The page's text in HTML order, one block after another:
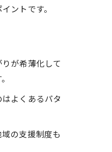
ントです。
が希薄化して
よくあるパタ
の支援制度も